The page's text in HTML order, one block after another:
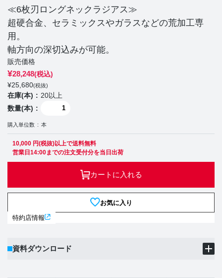
≪6枚刃ロングネックラジアス≫
超硬合金、セラミックスやガラスなどの荒加工専
用。
軸方向の深切込みが可能。
販売価格
¥28,248(税込)
¥25,680(税抜)
在庫(本)
20以上
数量(本)
購入単位数 本
10,000 円(税抜)以上で送料無料
営業日14:00までの注文受付分を当日出荷
カートに入れる
お気に入り
特約店情報
資料ダウンロード